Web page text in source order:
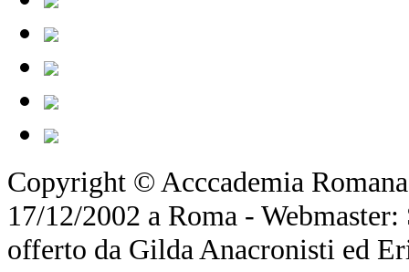
Copyright © Acccademia
17/12/2002 a Roma -
offerto da Gilda Anacronisti ed